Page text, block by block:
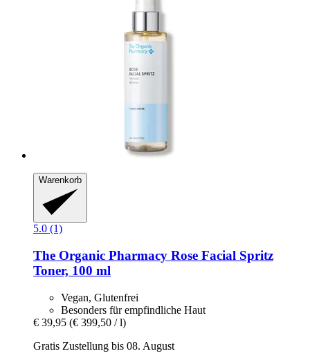
Warenkorb
5.0 (1)
The Organic Pharmacy Rose Facial Spritz
Toner, 100 ml
Vegan, Glutenfrei
Besonders für empfindliche Haut
€ 39,95 (€ 399,50 / l)
Gratis Zustellung bis 08. August